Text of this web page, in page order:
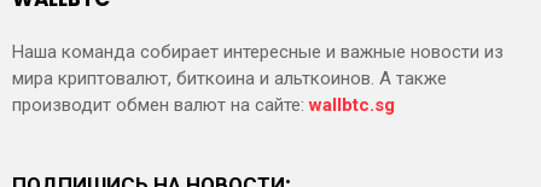
Наша команда собирает интересные и важные новости из
мира криптовалют, биткоина и альткоинов. А также
производит обмен валют на сайте:wallbtc.sg